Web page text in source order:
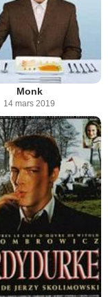
Monk
14 mars 2019